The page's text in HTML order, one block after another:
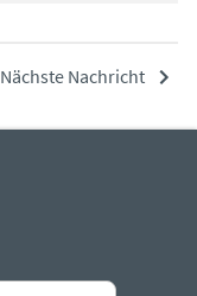
Nächste Nachricht